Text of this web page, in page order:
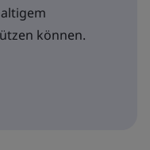
können.